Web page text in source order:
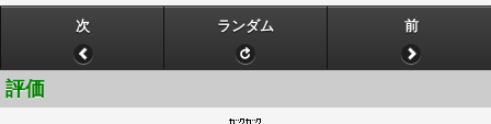
次 ランダム 前
評価